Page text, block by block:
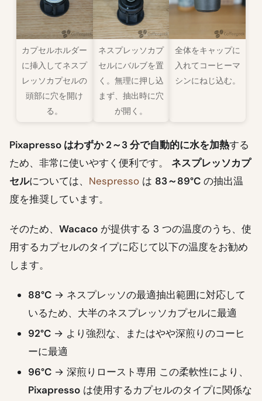
カプセルホルダー
に挿入してネスプ
レッソカプセルの
頭部に穴を開け
る。
ネスプレッソカプ
セルにバルブを置
く。無理に押し込
まず、抽出時に穴
が開く。
全体をキャップに
入れてコーヒーマ
シンにねじ込む。
Pixapresso はわずか 2～3 分で自動的に水を加熱する
ため、非常に使いやすく便利です。 ネスプレッソカプ
セルについては、 Nespresso は 83～89°C の抽出温
度を推奨しています。
そのため、 Wacaco が提供する 3 つの温度のうち、使
用するカプセルのタイプに応じて以下の温度をお勧め
します。
88°C → ネスプレッソの最適抽出範囲に対応して
いるため、大半のネスプレッソカプセルに最適
92°C → より強烈な、またはやや深煎りのコーヒ
ーに最適
96°C → 深煎りロースト専用 この柔軟性により、
Pixapresso は使用するカプセルのタイプに関係な